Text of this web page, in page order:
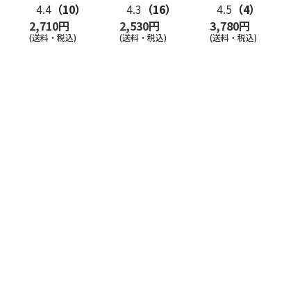
4.4 （10）
2,710円
(送料・税込)
4.3 （16）
2,530円
(送料・税込)
4.5 （4）
3,780円
(送料・税込)